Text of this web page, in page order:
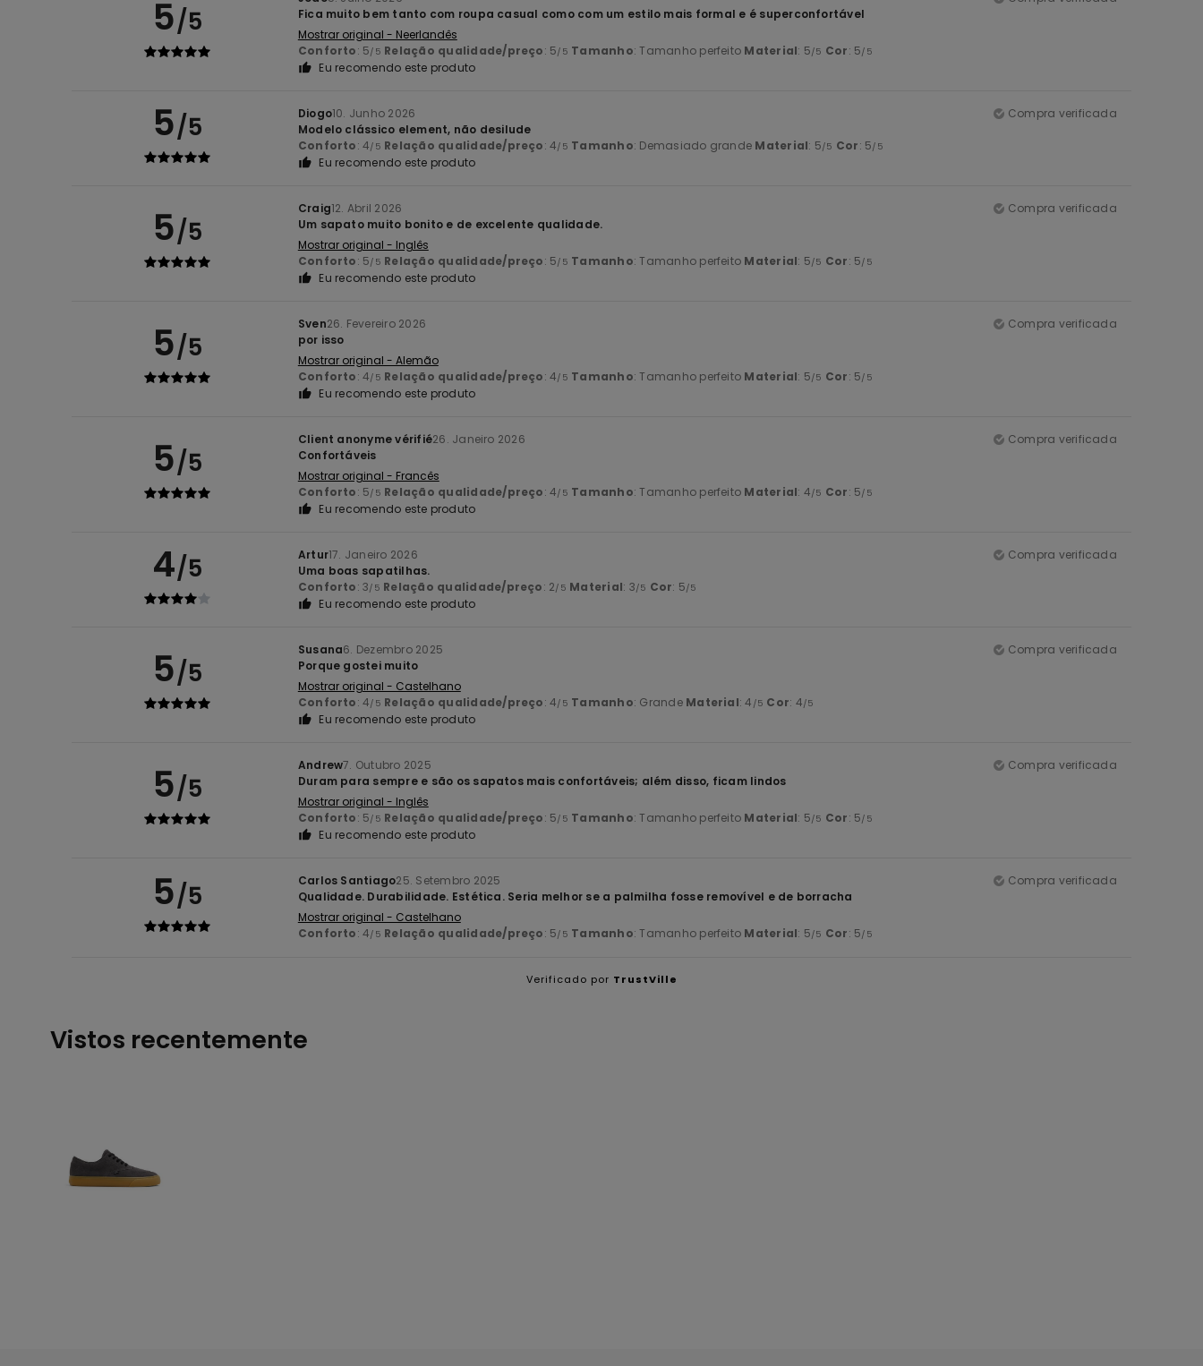
5/5
Fica muito bem tanto com roupa casual como com um estilo mais formal e é superconfortável
Mostrar original - Neerlandês
Conforto: 5/5 Relação qualidade/preço: 5/5 Tamanho: Tamanho perfeito Material: 5/5 Cor: 5/5
Eu recomendo este produto
5/5 Diogo10. Junho 2026
Compra verificada
Modelo clássico element, não desilude
Conforto: 4/5 Relação qualidade/preço: 4/5 Tamanho: Demasiado grande Material: 5/5 Cor: 5/5
Eu recomendo este produto
5/5
Craig12. Abril 2026
Compra verificada
Um sapato muito bonito e de excelente qualidade.
Mostrar original - Inglês
Conforto: 5/5 Relação qualidade/preço: 5/5 Tamanho: Tamanho perfeito Material: 5/5 Cor: 5/5
Eu recomendo este produto
5/5
Sven26. Fevereiro 2026
Compra verificada
por isso
Mostrar original - Alemão
Conforto: 4/5 Relação qualidade/preço: 4/5 Tamanho: Tamanho perfeito Material: 5/5 Cor: 5/5
Eu recomendo este produto
5/5
Client anonyme vérifié26. Janeiro 2026
Compra verificada
Confortáveis
Mostrar original - Francês
Conforto: 5/5 Relação qualidade/preço: 4/5 Tamanho: Tamanho perfeito Material: 4/5 Cor: 5/5
Eu recomendo este produto
4/5 Artur17. Janeiro 2026
Compra verificada
Uma boas sapatilhas.
Conforto: 3/5 Relação qualidade/preço: 2/5 Material: 3/5 Cor: 5/5
Eu recomendo este produto
5/5
Susana6. Dezembro 2025
Compra verificada
Porque gostei muito
Mostrar original - Castelhano
Conforto: 4/5 Relação qualidade/preço: 4/5 Tamanho: Grande Material: 4 /5 Cor: 4/5
Eu recomendo este produto
5/5
Andrew7. Outubro 2025
Compra verificada
Duram para sempre e são os sapatos mais confortáveis; além disso, ficam lindos
Mostrar original - Inglês
Conforto: 5/5 Relação qualidade/preço: 5/5 Tamanho: Tamanho perfeito Material: 5/5 Cor: 5/5
Eu recomendo este produto
5/5 Carlos Santiago25. Setembro 2025
Compra verificada
Qualidade. Durabilidade. Estética. Seria melhor se a palmilha fosse removível e de borracha
Mostrar original - Castelhano
Conforto: 4/5 Relação qualidade/preço: 5/5 Tamanho: Tamanho perfeito Material: 5/5 Cor: 5/5
Verificado por TrustVille
Vistos recentemente